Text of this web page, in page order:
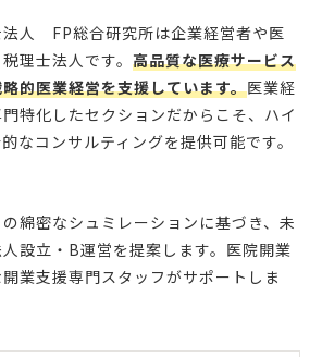
人 FP総合研究所は企業経営者や医
理士法人です。 高品質な医療サービス
的医業経営を支援しています。医業経
特化したセクションだからこそ、ハイ
なコンサルティングを提供可能です。
綿密なシュミレーションに基づき、未
設立・B運営を提案します。医院開業
業支援専門スタッフがサポートしま